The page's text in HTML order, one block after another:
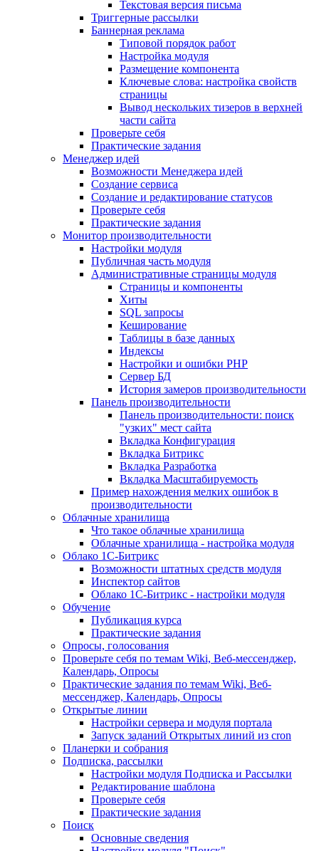
Текстовая версия письма
Триггерные рассылки
Баннерная реклама
Типовой порядок работ
Настройка модуля
Размещение компонента
Ключевые слова: настройка свойств
страницы
Вывод нескольких тизеров в верхней
части сайта
Проверьте себя
Практические задания
Менеджер идей
Возможности Менеджера идей
Создание сервиса
Создание и редактирование статусов
Проверьте себя
Практические задания
Монитор производительности
Настройки модуля
Публичная часть модуля
Административные страницы модуля
Страницы и компоненты
Хиты
SQL запросы
Кеширование
Таблицы в базе данных
Индексы
Настройки и ошибки PHP
Сервер БД
История замеров производительности
Панель производительности
Панель производительности: поиск
"узких" мест сайта
Вкладка Конфигурация
Вкладка Битрикс
Вкладка Разработка
Вкладка Масштабируемость
Пример нахождения мелких ошибок в
производительности
Облачные хранилища
Что такое облачные хранилища
Облачные хранилища - настройка модуля
Облако 1С-Битрикс
Возможности штатных средств модуля
Инспектор сайтов
Облако 1С-Битрикс - настройки модуля
Обучение
Публикация курса
Практические задания
Опросы, голосования
Проверьте себя по темам Wiki, Веб-мессенджер,
Календарь, Опросы
Практические задания по темам Wiki, Веб-
мессенджер, Календарь, Опросы
Открытые линии
Настройки сервера и модуля портала
Запуск заданий Открытых линий из cron
Планерки и собрания
Подписка, рассылки
Настройки модуля Подписка и Рассылки
Редактирование шаблона
Проверьте себя
Практические задания
Поиск
Основные сведения